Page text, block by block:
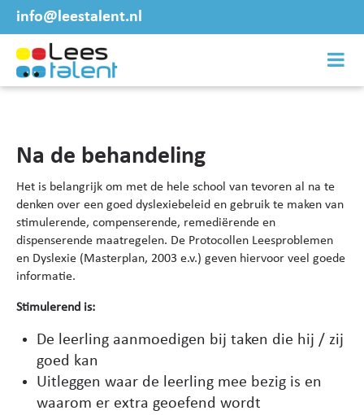
info@leestalent.nl
Na de behandeling
Het is belangrijk om met de hele school van tevoren al na te
denken over een goed dyslexiebeleid en gebruik te maken van
stimulerende, compenserende, remediërende en
dispenserende maatregelen. De Protocollen Leesproblemen
en Dyslexie (Masterplan, 2003 e.v.) geven hiervoor veel goede
informatie.
Stimulerend is:
De leerling aanmoedigen bij taken die hij / zij
goed kan
Uitleggen waar de leerling mee bezig is en
waarom er extra geoefend wordt